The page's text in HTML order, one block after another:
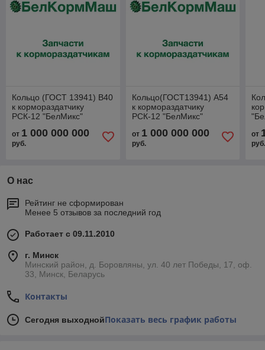
Кольцо (ГОСТ 13941) В40
к кормораздатчику
РСК-12 "БелМикс"
от 1 000 000 000
руб.
Кольцо(ГОСТ13941) А54
к кормораздатчику
РСК-12 "БелМикс"
от 1 000 000 000
руб.
от
О нас
Рейтинг не сформирован
Менее 5 отзывов за последний год
Работает с 09.11.2010
г. Минск
Минский район, д. Боровляны, ул. 40 лет Победы, 17, оф.
33, Минск, Беларусь
Контакты
Сегодня выходнойПоказать весь график работы